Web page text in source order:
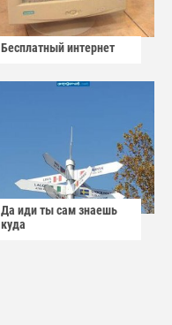
Бесплатный интернет
Да иди ты сам знаешь
куда